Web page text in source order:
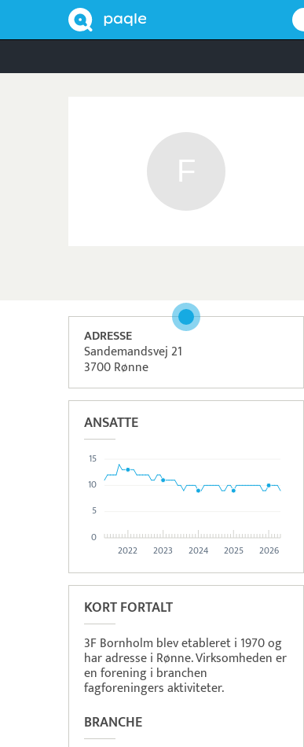
ADRESSE
Sandemandsvej 21
3700 Rønne
ANSATTE
2022 2023 2024 2025 2026
0
5
10
15
KORT FORTALT
3F Bornholm blev etableret i 1970 og
har adresse i Rønne. Virksomheden er
en forening i branchen
fagforeningers aktiviteter.
BRANCHE